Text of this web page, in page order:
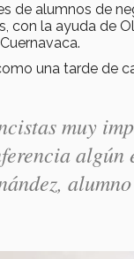
de alumnos de
la ayuda de
una tarde de
muy